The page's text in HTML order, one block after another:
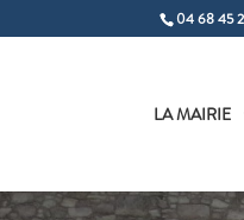
04 68 45
LA MAIRIE